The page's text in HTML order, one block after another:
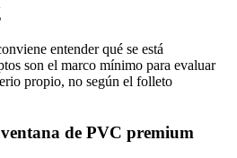
entender qué se está
son el marco mínimo para evaluar
propio, no según el folleto
de PVC premium